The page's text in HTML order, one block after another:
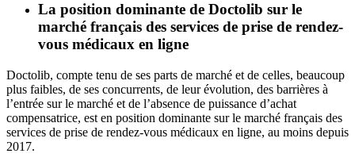
La position dominante de Doctolib sur le
marché français des services de prise de rendez-
vous médicaux en ligne
Doctolib, compte tenu de ses parts de marché et de celles, beaucoup
plus faibles, de ses concurrents, de leur évolution, des barrières à
l’entrée sur le marché et de l’absence de puissance d’achat
compensatrice, est en position dominante sur le marché français des
services de prise de rendez-vous médicaux en ligne, au moins depuis
2017.